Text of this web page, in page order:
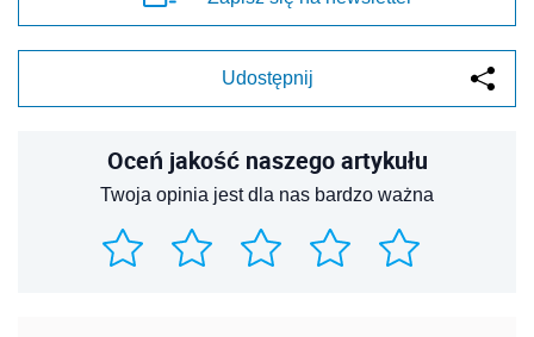
Udostępnij
Oceń jakość naszego artykułu
Twoja opinia jest dla nas bardzo ważna